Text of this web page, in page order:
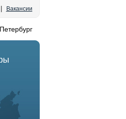
Вакансии